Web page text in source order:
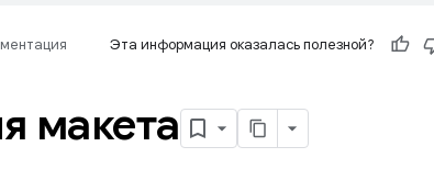
Эта информация оказалась полезной?
макета